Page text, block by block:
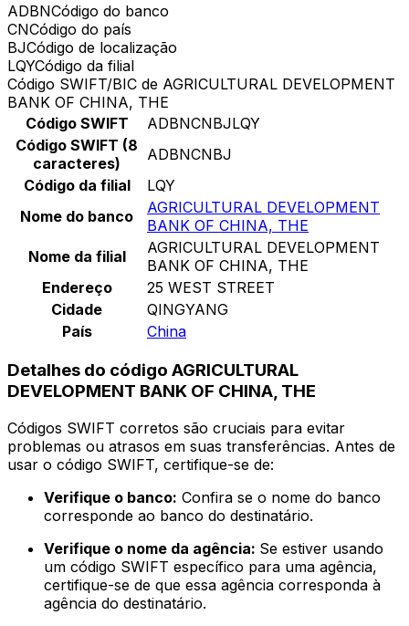
ADBNCódigo do banco
CNCódigo do país
BJCódigo de localização
LQYCódigo da filial
Código SWIFT/BIC de AGRICULTURAL DEVELOPMENT
BANK OF CHINA, THE
Código SWIFT
ADBNCNBJLQY
Código SWIFT (8
caracteres)
ADBNCNBJ
Código da filial
LQY
Nome do banco
AGRICULTURAL DEVELOPMENT
BANK OF CHINA, THE
Nome da filial
AGRICULTURAL DEVELOPMENT
BANK OF CHINA, THE
Endereço
25 WEST STREET
Cidade
QINGYANG
País
China
Detalhes do código AGRICULTURAL
DEVELOPMENT BANK OF CHINA, THE
Códigos SWIFT corretos são cruciais para evitar
problemas ou atrasos em suas transferências. Antes de
usar o código SWIFT, certifique-se de:
Verifique o banco: Confira se o nome do banco
corresponde ao banco do destinatário.
Verifique o nome da agência: Se estiver usando
um código SWIFT específico para uma agência,
certifique-se de que essa agência corresponda à
agência do destinatário.